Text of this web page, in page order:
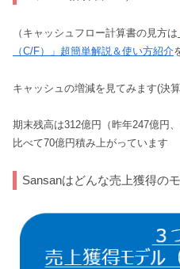
（キャッシュフロー計算書の見方は
（C/F）」超簡単解説＆使い方紹介
キャッシュの増減を見てみます(決算
期末残高は312億円（昨年247億円
比べて70億円積み上がっています
Sansanはどんな売上獲得の